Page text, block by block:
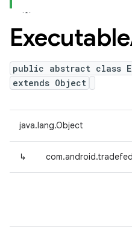
Executable
public abstract class
extends Object
java.lang.Object
↳